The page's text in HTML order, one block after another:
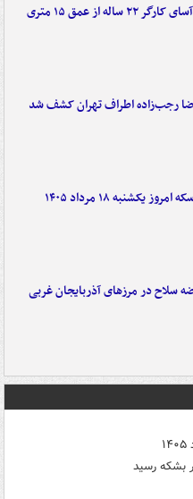
نجات معجزه‌آسای کارگر ۲۲ ساله از عمق ۱۵ متری
رجب‌زاده اطراف تهران کشف شد
یکشنبه ۱۸ مرداد ۱۴۰۵